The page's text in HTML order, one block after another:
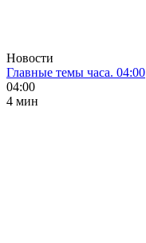
Новости
Главные темы часа. 04:00
04:00
4 мин